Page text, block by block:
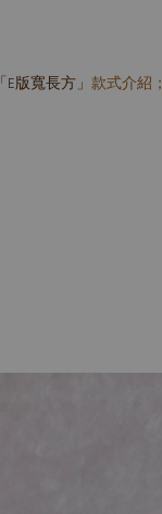
「E版寬長方」 款式介紹；